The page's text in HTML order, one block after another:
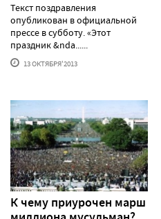
Текст поздравления
опубликован в официальной
прессе в субботу. «Этот
праздник &nda......
13 ОКТЯБРЯ'2013
К чему приурочен марш